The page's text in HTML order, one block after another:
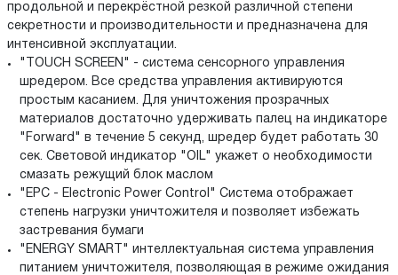
продольной и перекрёстной резкой различной степени
секретности и производительности и предназначена для
интенсивной эксплуатации.
"TOUCH SCREEN" - система сенсорного управления
шредером. Все средства управления активируются
простым касанием. Для уничтожения прозрачных
материалов достаточно удерживать палец на индикаторе
"Forward" в течение 5 секунд, шредер будет работать 30
сек. Световой индикатор "OIL" укажет о необходимости
смазать режущий блок маслом
"EPC - Electronic Power Control" Система отображает
степень нагрузки уничтожителя и позволяет избежать
застревания бумаги
"ENERGY SMART" интеллектуальная система управления
питанием уничтожителя, позволяющая в режиме ожидания